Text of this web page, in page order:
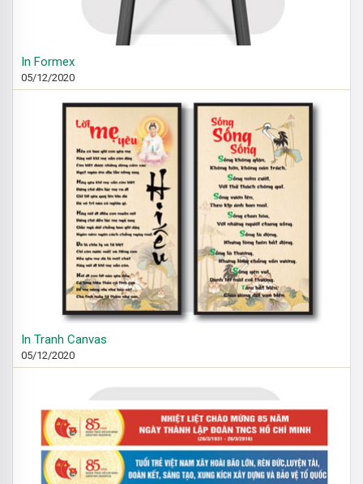
In Formex
05/12/2020
In Tranh Canvas
05/12/2020